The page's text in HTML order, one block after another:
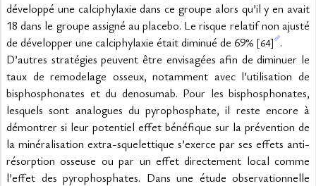
développé une calciphylaxie dans ce groupe alors qu’il y en avait
18 dans le groupe assigné au placebo. Le risque relatif non ajusté
de développer une calciphylaxie était diminué de 69% [64] .
D’autres stratégies peuvent être envisagées afin de diminuer le
taux de remodelage osseux, notamment avec l’utilisation de
bisphosphonates et du denosumab. Pour les bisphosphonates,
lesquels sont analogues du pyrophosphate, il reste encore à
démontrer si leur potentiel effet bénéfique sur la prévention de
la minéralisation extra-squelettique s’exerce par ses effets anti-
résorption osseuse ou par un effet directement local comme
l’effet des pyrophosphates. Dans une étude observationnelle